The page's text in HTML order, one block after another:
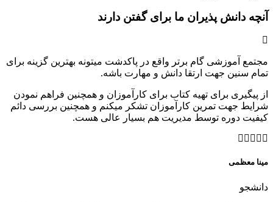
آنچه دانش پذیران ما برای گفتن دارند
مجتمع آموزشی گام برتر واقع در پاکدشت میتونه بهترین گزینه برای
تمام سنین جهت ارتقا دانش و مهارت باشه.
از پیگیری برای تهیه کتاب برای کارآموزان و همچنین فراهم نمودن
شرایط جهت تمرین کارآموزان تشکر میکنم و همچنین بررسی دائم
کیفیت دوره توسط مدیریت هم بسیار عالی هست.
مینا معظمی
دانشجو